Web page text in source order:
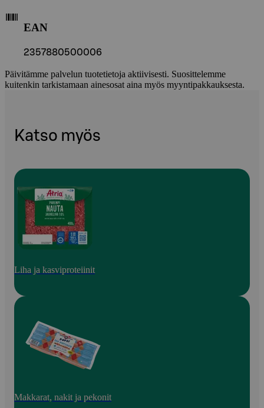
EAN
2357880500006
Päivitämme palvelun tuotetietoja aktiivisesti. Suosittelemme
kuitenkin tarkistamaan ainesosat aina myös myyntipakkauksesta.
Katso myös
Liha ja kasviproteiinit
Makkarat, nakit ja pekonit